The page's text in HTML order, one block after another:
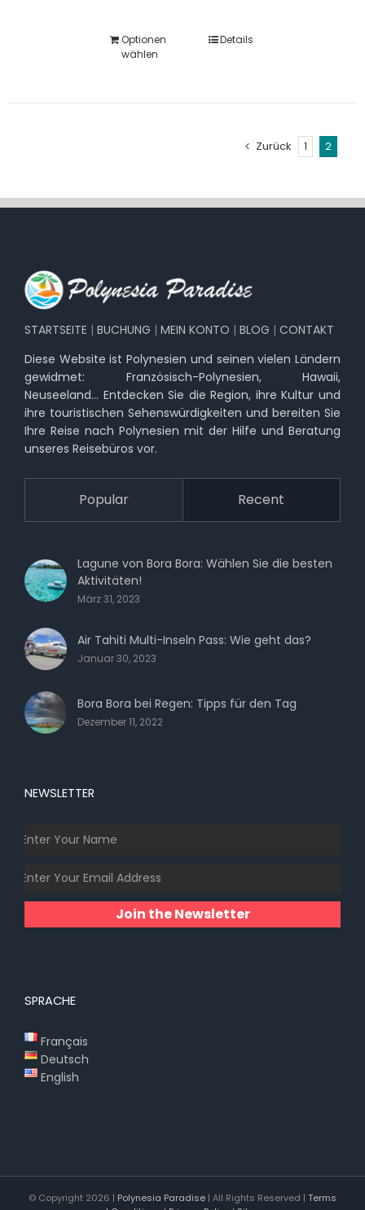
Optionen
wählen
Details
Zurück 1 2
STARTSEITE | BUCHUNG | MEIN KONTO | BLOG | CONTAKT
Diese Website ist Polynesien und seinen vielen Ländern
gewidmet: Französisch-Polynesien, Hawaii,
Neuseeland… Entdecken Sie die Region, ihre Kultur und
ihre touristischen Sehenswürdigkeiten und bereiten Sie
Ihre Reise nach Polynesien mit der Hilfe und Beratung
unseres Reisebüros vor.
Popular Recent
Lagune von Bora Bora: Wählen Sie die besten
Aktivitäten!
März 31, 2023
Air Tahiti Multi-Inseln Pass: Wie geht das?
Januar 30, 2023
Bora Bora bei Regen: Tipps für den Tag
Dezember 11, 2022
NEWSLETTER
Join the Newsletter
SPRACHE
Français
Deutsch
English
© Copyright 2026 | Polynesia Paradise | All Rights Reserved | Terms